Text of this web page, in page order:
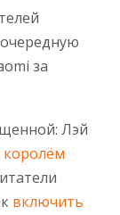
за
Лэй
королём
включить